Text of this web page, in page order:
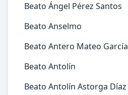
Beato Ángel Pérez Santos
Beato Anselmo
Beato Antero Mateo García
Beato Antolín
Beato Antolín Astorga Díaz